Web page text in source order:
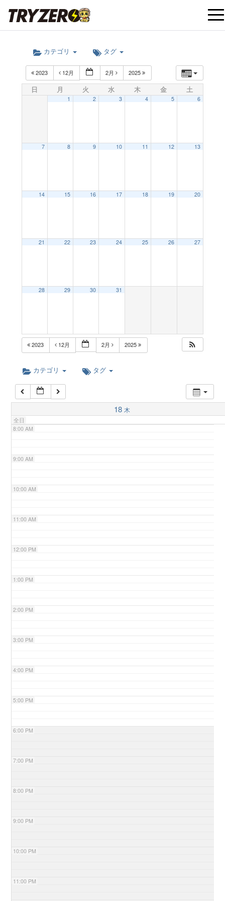
t
i
カテゴリ タグ
2023 12月 2月 2025
日 月 火 水 木 金 土
1 2 3 4 5 6
7 8 9 10 11 12 13
14 15 16 17 18 19 20
21 22 23 24 25 26 27
28 29 30 31
2023 12月 2月 2025
カテゴリ タグ
18 木
全日
5:00 AM
6:00 AM
7:00 AM
8:00 AM
9:00 AM
10:00 AM
11:00 AM
12:00 PM
1:00 PM
2:00 PM
3:00 PM
4:00 PM
5:00 PM
6:00 PM
7:00 PM
8:00 PM
9:00 PM
10:00 PM
11:00 PM